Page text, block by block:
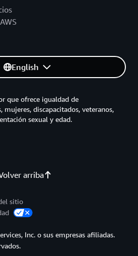
English
arriba
que ofrece igualdad de
discapacitados, veteranos,
sexual y edad.
sitio
Inc. o sus empresas afiliadas.